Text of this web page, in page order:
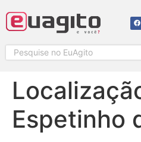
Espetinho